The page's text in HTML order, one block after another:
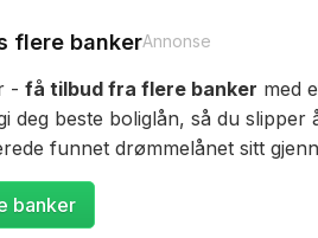
flere bankerAnnonse
-få tilbud fra flere banker med
deg beste boliglån, så du
funnet drømmelånet sitt
banker